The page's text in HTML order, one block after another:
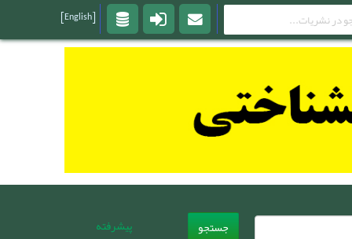
جستجو پیشرفته
[English]